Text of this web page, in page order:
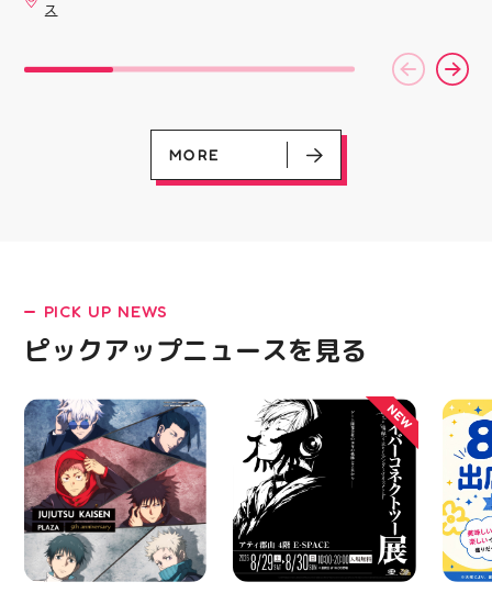
LATEST!
ピックアップニュース
つり」開催のお知らせで
ィ館内にて ☆11:00〜
入り口横にて冷たいゼリ
ーや瓶ジュース、熱中症
た、5F店舗の当日のレシ
スポーツに関連したグッ
ズなどが当たりますので
ぜひご参加ください️ ・
ます️ スポーツナビゲー
ター一同当お待ちしてお
ります✧⁠◝⁠(⁠⁰⁠▿⁠⁰⁠)⁠◜⁠✧ #ゼビ
オ #アティ郡山
ス
ミシン教室では、 「ミ
シンを使ってみたいけ
ど、作り方が分からな
い」 そんな初心者さん
も大歓迎です お洋服・
バッグ・小物など、 あ
という方もお気軽に 作
りたいものについてもご
ジュ 気になる方はDMま
たは店頭でお気軽にお問
い合わせください 写真
を横にスワイプして、完
成までの様子も見てね #
ピアネージュ #ミシン教
室 #ソーイング教室 #ミ
シン初心者 #ハンドメイ
ド 手作り 洋裁 ソーイン
グ 郡山市 郡山 福島県
手作りのある暮らし
ース
験後
MORE
PICK UP NEWS
ピックアップニュースを見る
NEW